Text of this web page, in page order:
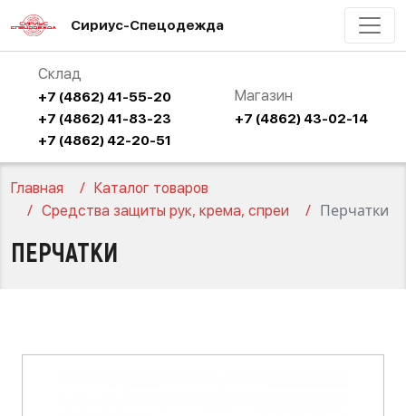
Сириус-Спецодежда
Склад
+7 (4862) 41-55-20
+7 (4862) 41-83-23
+7 (4862) 42-20-51
Магазин
+7 (4862) 43-02-14
Главная
Каталог товаров
Средства защиты рук, крема, спреи
Перчатки
ПЕРЧАТКИ